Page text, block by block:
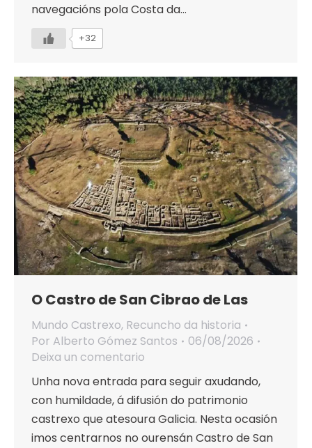
navegacións pola Costa da…
+32
O Castro de San Cibrao de Las
Mundo Castrexo, Recuncho da historia
Por Alberto Gómez Santos
06/08/2026
Deixa un comentario
Unha nova entrada para seguir axudando,
con humildade, á difusión do patrimonio
castrexo que atesoura Galicia. Nesta ocasión
imos centrarnos no ourensán Castro de San